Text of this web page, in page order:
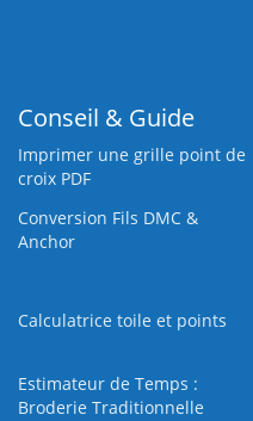
Conseil & Guide
Imprimer une grille point de
croix PDF
Conversion Fils DMC &
Anchor
Calculatrice toile et points
Estimateur de Temps :
Broderie Traditionnelle